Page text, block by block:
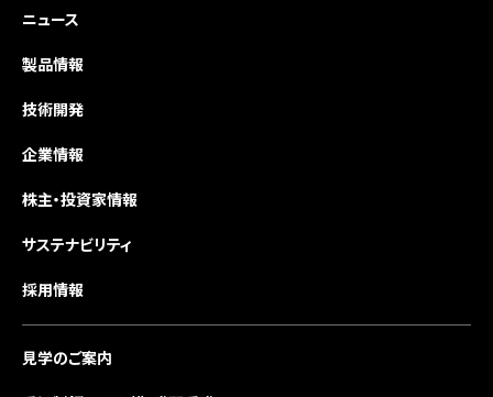
ニュース
製品情報
技術開発
企業情報
株主・投資家情報
サステナビリティ
採用情報
見学のご案内